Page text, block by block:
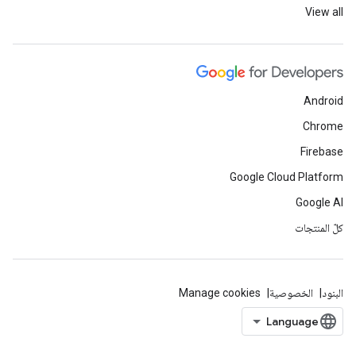
View all
Android
Chrome
Firebase
Google Cloud Platform
Google AI
كلّ المنتجات
البنود الخصوصية Manage cookies